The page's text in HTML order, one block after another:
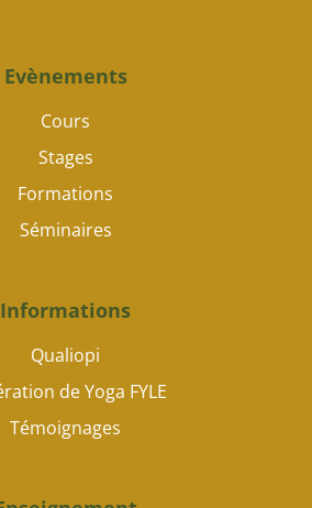
Evènements
Cours
Stages
Formations
Séminaires
Informations
Qualiopi
de Yoga FYLE
Témoignages